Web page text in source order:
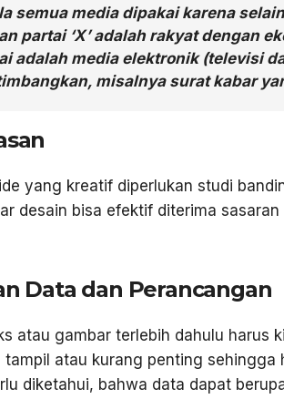
semua media dipakai karena
partai ‘X’ adalah rakyat dengan
adalah media elektronik (televisi
misalnya surat kabar
yang kreatif diperlukan studi
desain bisa efektif diterima
Data dan Perancangan
atau gambar terlebih dahulu harus
atau kurang penting
diketahui, bahwa data dapat